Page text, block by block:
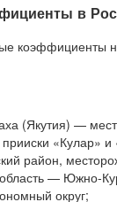
в
коэффициенты
(Якутия) —
«Кулар» и
район,
— Южно-
округ;